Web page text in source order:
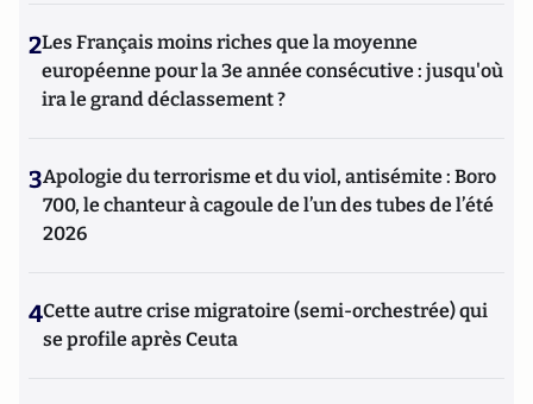
2Les Français moins riches que la moyenne
européenne pour la 3e année consécutive : jusqu'où
ira le grand déclassement ?
3Apologie du terrorisme et du viol, antisémite : Boro
700, le chanteur à cagoule de l’un des tubes de l’été
2026
4Cette autre crise migratoire (semi-orchestrée) qui
se profile après Ceuta